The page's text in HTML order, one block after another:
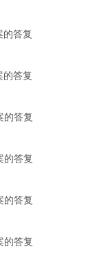
的答复
的答复
的答复
的答复
的答复
的答复